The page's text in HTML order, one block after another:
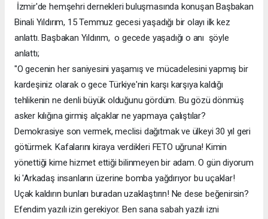
İzmir'de hemşehri dernekleri buluşmasında konuşan Başbakan
Binali Yıldırım, 15 Temmuz gecesi yaşadığı bir olayı ilk kez
anlattı. Başbakan Yıldırım, o gecede yaşadığı o anı şöyle
anlattı;
"O gecenin her saniyesini yaşamış ve mücadelesini yapmış bir
kardeşiniz olarak o gece Türkiye'nin karşı karşıya kaldığı
tehlikenin ne denli büyük olduğunu gördüm. Bu gözü dönmüş
asker kılığına girmiş alçaklar ne yapmaya çalıştılar?
Demokrasiye son vermek, meclisi dağıtmak ve ülkeyi 30 yıl geri
götürmek. Kafalarını kiraya verdikleri FETO uğruna! Kimin
yönettiği kime hizmet ettiği bilinmeyen bir adam. O gün diyorum
ki 'Arkadaş insanların üzerine bomba yağdırıyor bu uçaklar!
Uçak kaldırın bunları buradan uzaklaştırın! Ne dese beğenirsin?
Efendim yazılı izin gerekiyor. Ben sana sabah yazılı izni